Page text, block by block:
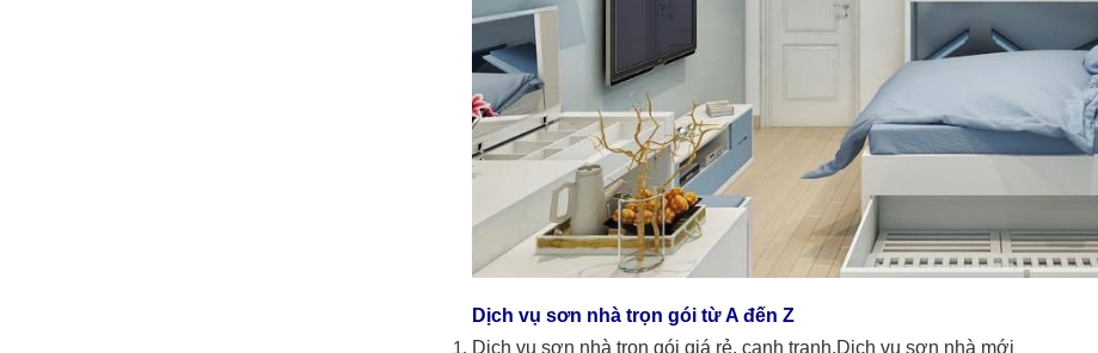
Dịch vụ sơn nhà trọn gói từ A đến Z
Dịch vụ sơn nhà trọn gói giá rẻ, cạnh tranh.Dịch vụ sơn nhà mới